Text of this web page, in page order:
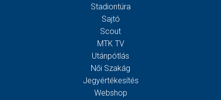
Stadiontúra
Sajtó
Scout
MTK TV
Utánpótlás
Női Szakág
Jegyértékesítés
Webshop